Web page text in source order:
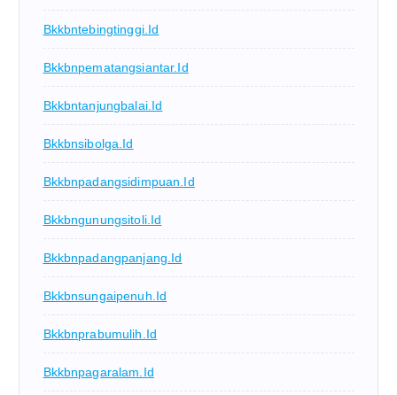
Bkkbntebingtinggi.id
Bkkbnpematangsiantar.id
Bkkbntanjungbalai.id
Bkkbnsibolga.id
Bkkbnpadangsidimpuan.id
Bkkbngunungsitoli.id
Bkkbnpadangpanjang.id
Bkkbnsungaipenuh.id
Bkkbnprabumulih.id
Bkkbnpagaralam.id